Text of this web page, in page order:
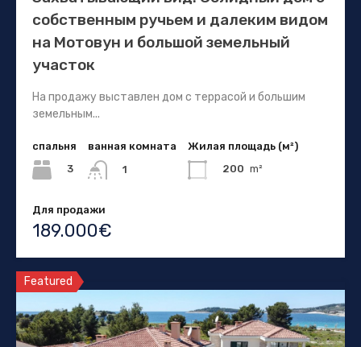
собственным ручьем и далеким видом
на Мотовун и большой земельный
участок
На продажу выставлен дом с террасой и большим
земельным...
спальня
3
ванная комната
1
Жилая площадь (м²)
200 m²
Для продажи
189.000€
Featured